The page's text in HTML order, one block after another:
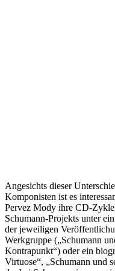
Angesichts dieser
Komponisten ist es
Pervez Mody ihre CD-
Schumann-Projekts unter
der jeweiligen
Werkgruppe („Schumann
Kontrapunkt“) oder ein
Virtuose“, „Schumann und